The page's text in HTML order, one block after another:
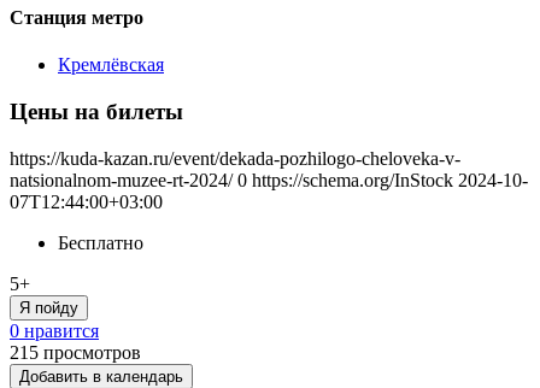
Станция метро
Кремлёвская
Цены на билеты
https://kuda-kazan.ru/event/dekada-pozhilogo-cheloveka-v-
natsionalnom-muzee-rt-2024/ 0 https://schema.org/InStock 2024-10-
07T12:44:00+03:00
Бесплатно
5+
Я пойду
0 нравится
215 просмотров
Добавить в календарь